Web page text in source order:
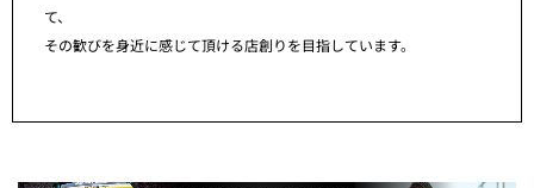
て、
その歓びを身近に感じて頂ける店創りを目指しています。